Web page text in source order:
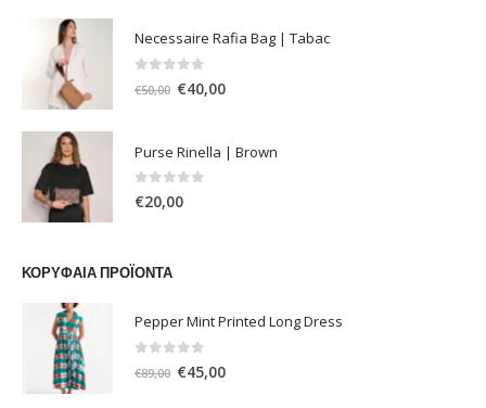
Necessaire Rafia Bag | Tabac
€50,00 Original
€50,00.
€40,00Η
είναι:
Purse Rinella | Brown
0 out of 5
€20,00
ΚΟΡΥΦΑΊΑ ΠΡΟΪΌΝΤΑ
Pepper Mint Printed Long Dress
€89,00 Original
€45,00Η